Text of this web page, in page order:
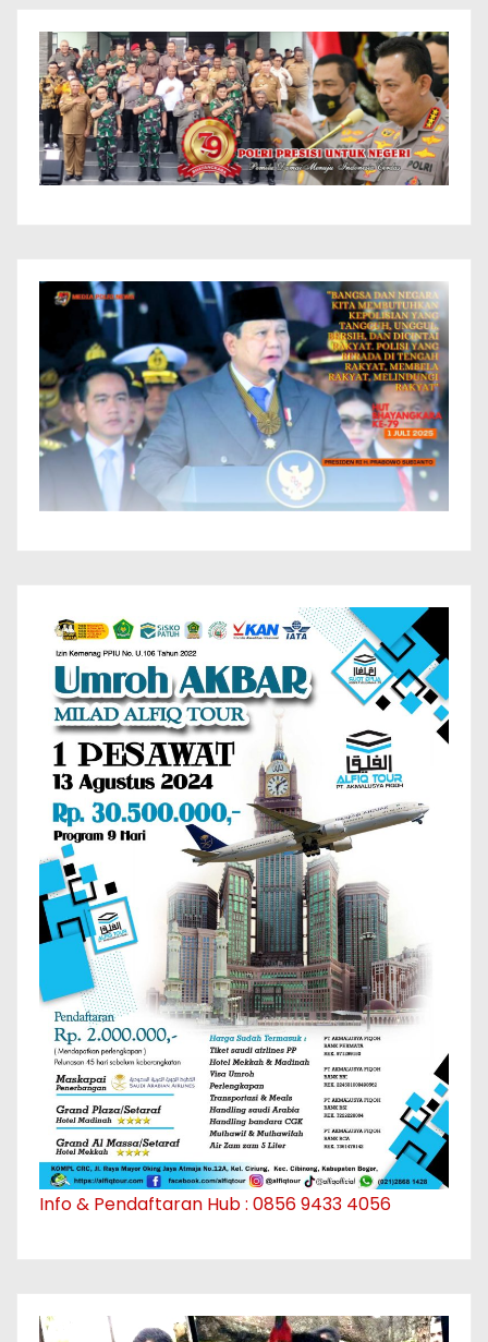
Info & Pendaftaran Hub : 0856 9433 4056